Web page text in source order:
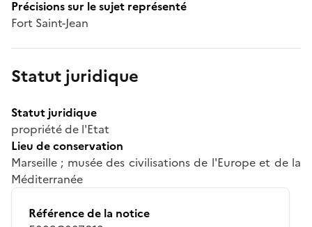
Précisions sur le sujet représenté
Fort Saint-Jean
Statut juridique
Statut juridique
propriété de l'Etat
Lieu de conservation
Marseille ; musée des civilisations de l'Europe et de la
Méditerranée
Référence de la notice